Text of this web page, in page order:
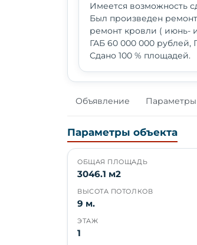
Имеется возможность
Был произведен ремонт
ремонт кровли ( июнь-
ГАБ 60 000 000 рублей,
Сдано 100 % площадей.
Объявление Параметры
Параметры объекта
ОБЩАЯ ПЛОЩАДЬ
3046.1 м2
ВЫСОТА ПОТОЛКОВ
9 м.
ЭТАЖ
1